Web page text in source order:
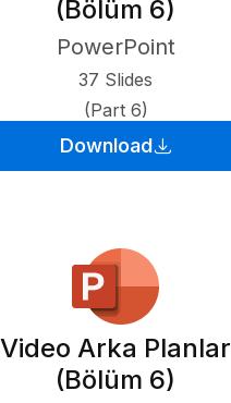
(Bölüm 6)
PowerPoint
37 Slides
(Part 6)
Download
Video Arka Planlar
(Bölüm 6)